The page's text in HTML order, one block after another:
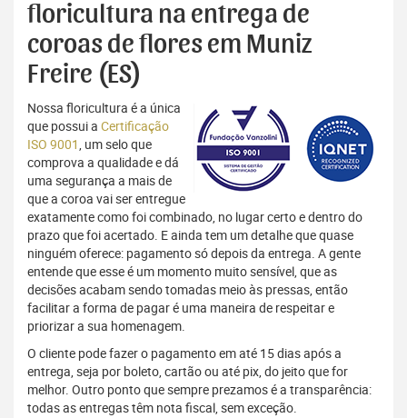
floricultura na entrega de
coroas de flores em Muniz
Freire (ES)
Nossa floricultura é a única
que possui a Certificação
ISO 9001, um selo que
comprova a qualidade e dá
uma segurança a mais de
que a coroa vai ser entregue
exatamente como foi combinado, no lugar certo e dentro do
prazo que foi acertado. E ainda tem um detalhe que quase
ninguém oferece: pagamento só depois da entrega. A gente
entende que esse é um momento muito sensível, que as
decisões acabam sendo tomadas meio às pressas, então
facilitar a forma de pagar é uma maneira de respeitar e
priorizar a sua homenagem.
O cliente pode fazer o pagamento em até 15 dias após a
entrega, seja por boleto, cartão ou até pix, do jeito que for
melhor. Outro ponto que sempre prezamos é a transparência:
todas as entregas têm nota fiscal, sem exceção.